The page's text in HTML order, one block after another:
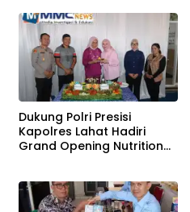
Dukung Polri Presisi
Kapolres Lahat Hadiri
Grand Opening Nutrition